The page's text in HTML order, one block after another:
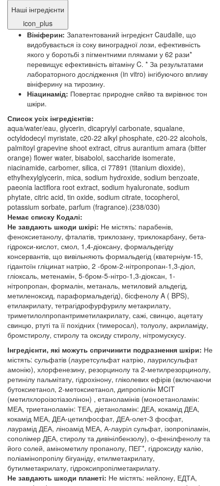
Наші інгредієнти
icon_plus
Вініферин: Запатентований інгредієнт Caudalie, що
видобувається із соку виноградної лози, ефективність
якого у боротьбі з пігментними плямами у 62 рази*
перевищує ефективність вітаміну C. * За результатами
лабораторного дослідження (in vitro) інгібуючого впливу
вініферину на тирозину.
Ніацинамід: Повертає природне сяйво та вирівнює тон
шкіри.
Список усіх інгредієнтів:
aqua/water/eau, glycerin, dicaprylyl carbonate, squalane,
octyldodecyl myristate, c20-22 alkyl phosphate, c20-22 alcohols,
palmitoyl grapevine shoot extract, citrus aurantium amara (bitter
orange) flower water, bisabolol, saccharide isomerate,
niacinamide, carbomer, silica, ci 77891 (titanium dioxide),
ethylhexylglycerin, mica, sodium hydroxide, sodium benzoate,
paeonia lactiflora root extract, sodium hyaluronate, sodium
phytate, citric acid, tin oxide, sodium citrate, tocopherol,
potassium sorbate, parfum (fragrance).(238/030)
Немає списку Кодалі:
Не завдають шкоди шкірі: Не містять: парабенів,
феноксиетанолу, фталатів, триклозану, триклокарбану, бета-
гідрокси-кислот, смол, 1,4-діоксану, формальдегіду
консервантів, що вивільняють формальдегід (кватерніум-15,
гідантоїн гліцинат натрію, 2 -бром-2-нітропропан-1,3-діол,
гліоксаль, метенамін, 5-бром-5-нітро-1,3-діоксан, 1-
нітропропан, формалін, метаналь, метиловий альдегід,
метиленоксид, параформальдегід), бісфенолу A ( BPS),
етилакрилату, тетрагідрофурфурилу метакрилату,
триметилолпропантриметилакрилату, сажі, свинцю, ацетату
свинцю, ртуті та її похідних (тимеросал), толуолу, акриламіду,
бромстиролу, стиролу та оксиду стиролу, нітромускусу.
Інгредієнти, які можуть спричинити подразнення шкіри: Не
містять: сульфатів (лауретсульфат натрію, лаурилсульфат
амонію), хлорфенезину, резорцинолу та 2-метилрезорцинолу,
ретинілу пальмітату, гідрохінону, гліколевих ефірів (включаючи
бутоксиетанол, 2-метоксиетанол, дипропіолін MCIT
(метилхлороізотіазолінон) , етаноламінів (моноетаноламін:
МЕА, триетаноламін: ТЕА, діетаноламін: ДЕА, кокамід ДЕА,
кокамід МЕА, ДЕА-цетилфосфат, ДЕА-олет-3 фосфат,
лаурамід ДЕА, ліноамід МЕА, А-лауріл сульфат, ізопропіламін,
сополімер ДЕА, стиролу та дивінілбензолу), о-фенілфенолу та
його солей, амінометилу пропанолу, ПЕГ*, гідроксиду калію,
поліамінопропілу бігуаніду, етилметакрилату,
бутилметакрилату, гідроксипропілметакрилату.
Не завдають шкоди планеті: Не містять: нейлону, ЕДТА,